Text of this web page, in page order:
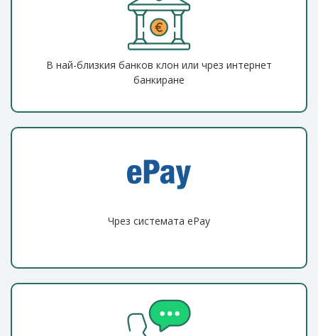
В най-близкия банков клон или чрез интернет
банкиране
Чрез системата ePay